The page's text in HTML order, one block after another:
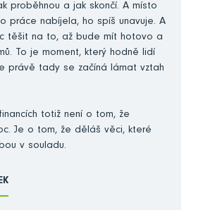
proběhnou a jak skončí. A místo
práce nabíjela, ho spíš unavuje. A
těšit na to, až bude mít hotovo a
To je moment, který hodně lidí
právě tady se začíná lámat vztah
totiž není o tom, že
Je o tom, že děláš věci, které
v souladu.